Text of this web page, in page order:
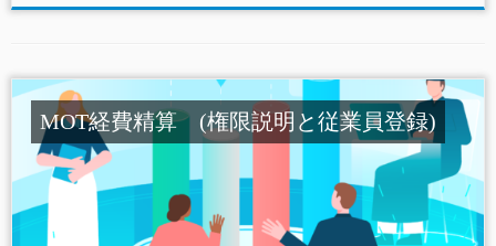
MOT経費精算 (権限説明と従業員登録)